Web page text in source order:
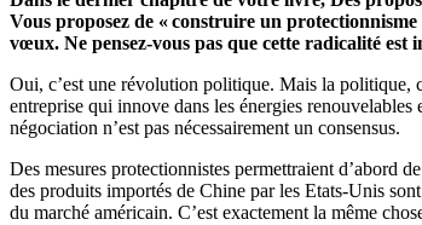
Vous proposez de « construire un
vœux. Ne pensez-vous pas que cette radicalité est
Oui, c’est une révolution politique. Mais la politique,
entreprise qui innove dans les énergies
négociation n’est pas nécessairement un consensus.
Des mesures protectionnistes permettraient d’abord
des produits importés de Chine par les Etats-Unis
du marché américain. C’est exactement la même